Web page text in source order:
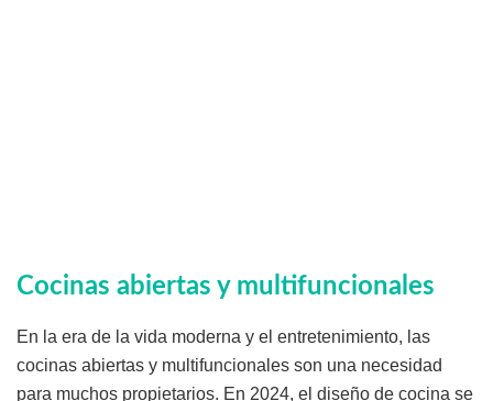
Cocinas abiertas y multifuncionales
En la era de la vida moderna y el entretenimiento, las
cocinas abiertas y multifuncionales son una necesidad
para muchos propietarios. En 2024, el diseño de cocina se